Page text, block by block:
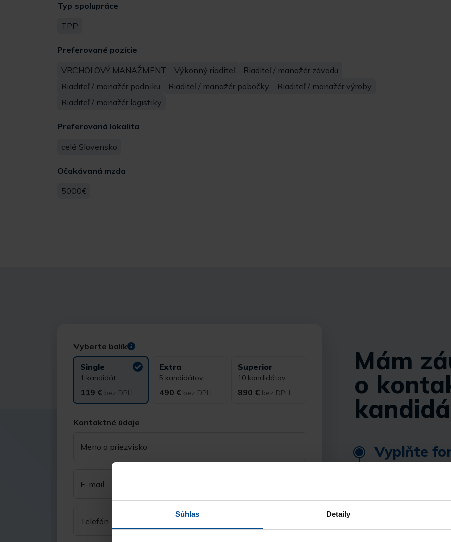
Súhlas Detaily
Typ spolupráce
TPP
Preferované pozície
VRCHOLOVÝ MANAŽMENT
Výkonný riaditeľ
Riaditeľ / manažér závodu
Riaditeľ / manažér podniku
Riaditeľ / manažér pobočky
Riaditeľ / manažér výroby
Riaditeľ / manažér logistiky
Preferovaná lokalita
celé Slovensko
Očakávaná mzda
5000€
Vyberte balík
Single
1 kandidát
119 € bez DPH
Extra
5 kandidátov
490 € bez DPH
Superior
10 kandidátov
890 € bez DPH
Kontaktné údaje
Meno a priezvisko
E-mail
Telefón
Mám
o
Vyplňte
Vyberte si balík
kontaktovať, a
vám príde